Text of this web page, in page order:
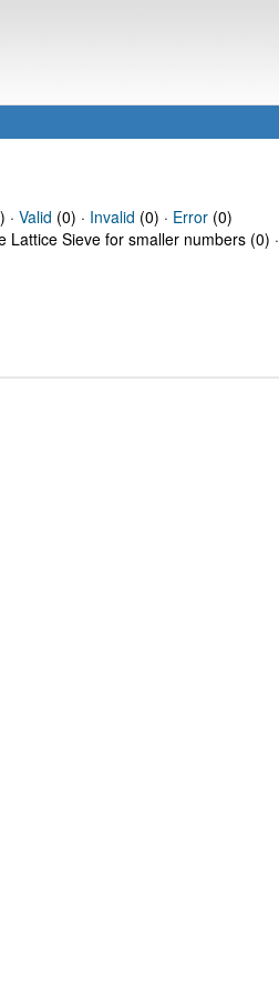
· Valid (0) · Invalid (0) · Error(0)
Lattice Sieve for smaller numbers (0) ·